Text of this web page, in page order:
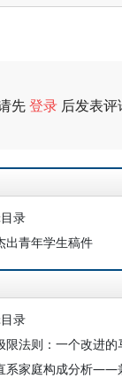
先登录 后发表评
录
出青年学生稿件
录
系家庭构成分析——